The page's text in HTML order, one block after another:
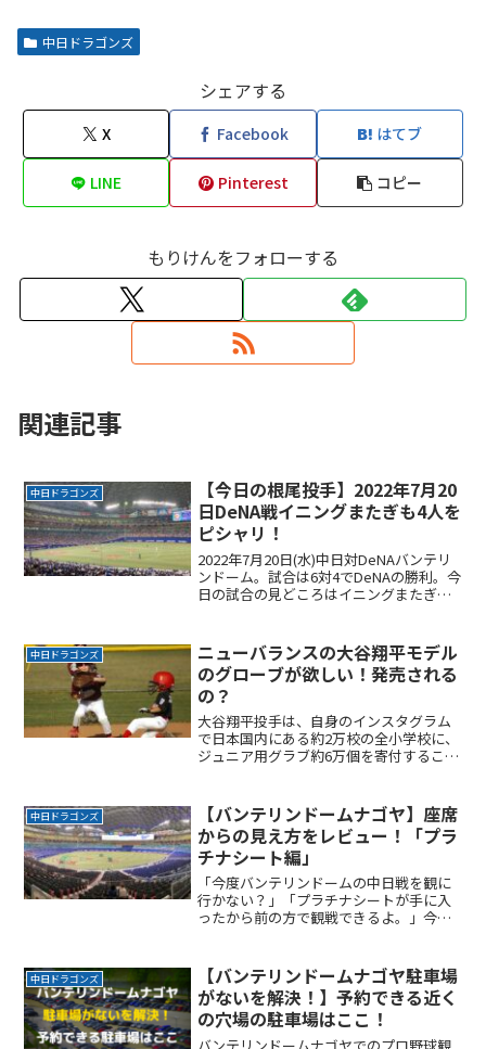
中日ドラゴンズ
シェアする
X Facebook はてブ
LINE Pinterest コピー
もりけんをフォローする
関連記事
中日ドラゴンズ
【今日の根尾投手】2022年7月20
日DeNA戦イニングまたぎも4人を
ピシャリ！
2022年7月20日(水)中日対DeNAバンテリ
ンドーム。試合は6対4でDeNAの勝利。今
日の試合の見どころはイニングまたぎを
動きますね。次の登板もがんばれ！
中日ドラゴンズ
ニューバランスの大谷翔平モデル
のグローブが欲しい！発売される
の？
大谷翔平投手は、自身のインスタグラム
で日本国内にある約2万校の全小学校に、
ジュニア用グラブ約6万個を寄付すること
れた画像などを投稿。「野球を通じて元
気に楽しく日々を過ごReadMore...
中日ドラゴンズ
【バンテリンドームナゴヤ】座席
からの見え方をレビュー！「プラ
チナシート編」
「今度バンテリンドームの中日戦を観に
行かない？」「プラチナシートが手に入
ったから前の方で観戦できるよ。」今
プラチナシートからの見え方を写真と共
に記事にまとめました。
中日ドラゴンズ
【バンテリンドームナゴヤ駐車場
がないを解決！】予約できる近く
の穴場の駐車場はここ！